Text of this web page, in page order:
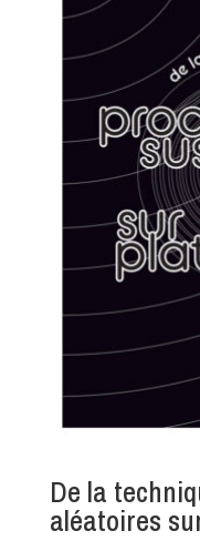
De la
aléatoires